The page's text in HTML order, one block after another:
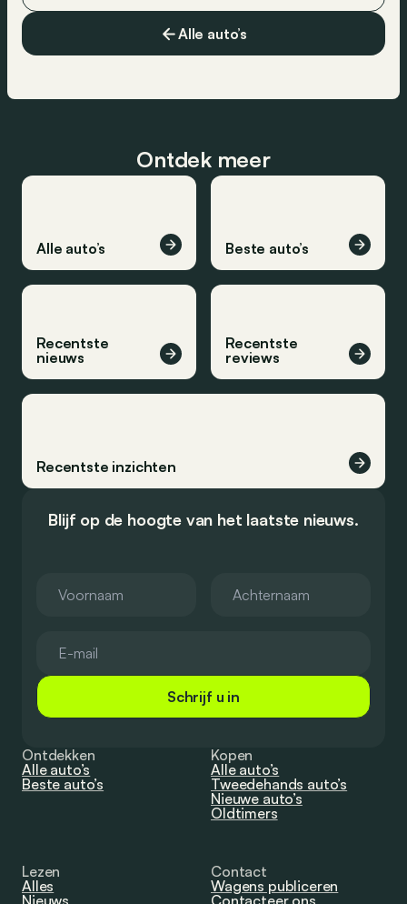
Alle auto’s
Ontdek meer
Alle auto’s Beste auto’s
Recentste
nieuws
Recentste
reviews
Recentste inzichten
Blijf op de hoogte van het laatste nieuws.
Schrijf u in
Ontdekken
Alle auto’s
Beste auto’s
Kopen
Alle auto’s
Tweedehands auto’s
Nieuwe auto’s
Oldtimers
Lezen
Alles
Nieuws
Contact
Wagens publiceren
Contacteer ons